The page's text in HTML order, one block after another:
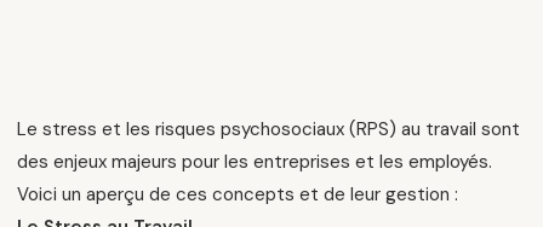
Le stress et les risques psychosociaux (RPS) au travail sont
des enjeux majeurs pour les entreprises et les employés.
Voici un aperçu de ces concepts et de leur gestion :